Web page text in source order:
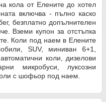
кола от Елените до хотел
включва - пълно каско
безплатно допълнителен
Вземи купон за отстъпка
Коли под наем в Елените
SUV, миниван 6+1,
коли, дизелови
микробуси, луксозни
с шофьор под наем.